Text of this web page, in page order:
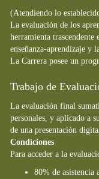
(Atendiendo lo
La evaluación de los
herramienta trascendente
enseñanza-aprendizaje y
La Carrera posee un
Trabajo de
La evaluación final
personales, y aplicado a
de una presentación
Condiciones
Para acceder a la
80% de asistencia